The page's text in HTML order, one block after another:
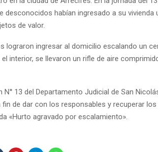
desconocidos habían ingresado a su vivienda
de valor.
lograron ingresar al domicilio escalando un
interior, se llevaron un rifle de aire
13 del Departamento Judicial de San
de dar con los responsables y recuperar
«Hurto agravado por escalamiento».